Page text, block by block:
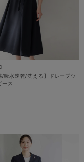
/吸水速乾/洗える】ドレープツ
ース